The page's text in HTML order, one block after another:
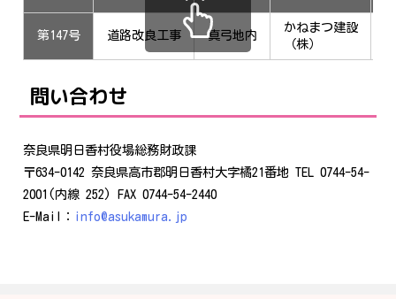
第147号 道路改良工事 真弓地内
かねまつ建設
（株）
問い合わせ
奈良県明日香村役場総務財政課
〒634-0142 奈良県高市郡明日香村大字橘21番地 TEL 0744-54-
2001(内線 252) FAX 0744-54-2440
E-Mail： info@asukamura.jp